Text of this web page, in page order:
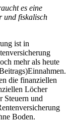
es eine
und fiskalisch
ist in
mehr als heute
die finanziellen
Löcher
Steuern und
Boden.